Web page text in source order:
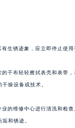
生锈迹象，应立即停止使用
干布轻轻擦拭表壳和表带
燥设备或技术。
的维修中心进行清洗和检
和锈迹。